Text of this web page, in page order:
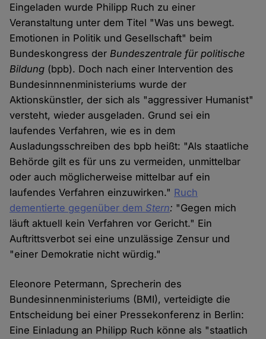
Eingeladen wurde Philipp Ruch zu einer
Veranstaltung unter dem Titel "Was uns bewegt.
Emotionen in Politik und Gesellschaft" beim
Bundeskongress derBundeszentrale für politische
Bildung (bpb). Doch nach einer Intervention des
Bundesinnnenministeriums wurde der
Aktionskünstler, der sich als "aggressiver Humanist"
versteht, wieder ausgeladen. Grund sei ein
laufendes Verfahren, wie es in dem
Ausladungsschreiben des bpb heißt: "Als staatliche
Behörde gilt es für uns zu vermeiden, unmittelbar
oder auch möglicherweise mittelbar auf ein
laufendes Verfahren einzuwirken." Ruch
dementierte gegenüber dem Stern: "Gegen mich
läuft aktuell kein Verfahren vor Gericht." Ein
Auftrittsverbot sei eine unzulässige Zensur und
"einer Demokratie nicht würdig."
Eleonore Petermann, Sprecherin des
Bundesinnenministeriums (BMI), verteidigte die
Entscheidung bei einer Pressekonferenz in Berlin:
Eine Einladung an Philipp Ruch könne als "staatlich